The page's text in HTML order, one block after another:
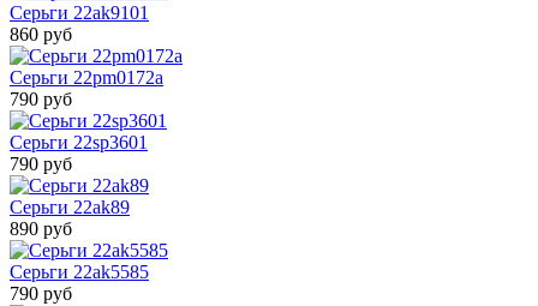
Серьги 22ak9101
860 руб
Серьги 22pm0172a
790 руб
Серьги 22sp3601
790 руб
Серьги 22ak89
890 руб
Серьги 22ak5585
790 руб